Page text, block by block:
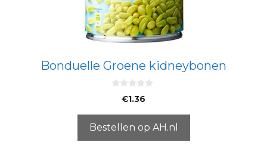
Bonduelle Groene kidneybonen
5
€1.36
Bestellen op AH.nl